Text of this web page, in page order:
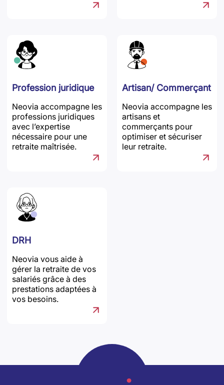
Profession juridique
Neovia accompagne les
professions juridiques
avec l’expertise
nécessaire pour une
retraite maîtrisée.
Artisan/ Commerçant
Neovia accompagne les
artisans et
commerçants pour
optimiser et sécuriser
leur retraite.
DRH
Neovia vous aide à
gérer la retraite de vos
salariés grâce à des
prestations adaptées à
vos besoins.